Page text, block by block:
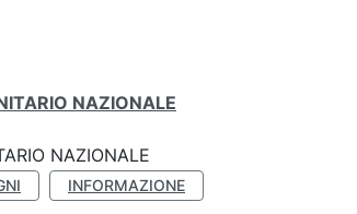
NAZIONALE
NAZIONALE
INFORMAZIONE